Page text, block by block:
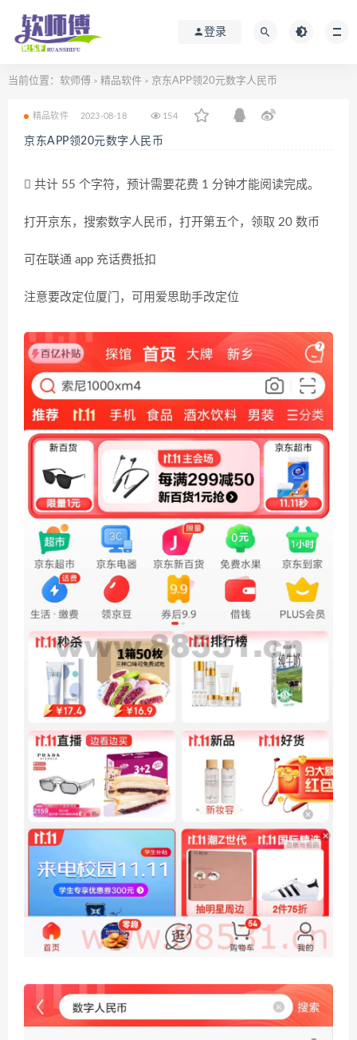
登录
当前位置： 软师傅 > 精品软件 > 京东APP领20元数字人民币
精品软件 2023-08-18 154
京东APP领20元数字人民币
共计 55 个字符，预计需要花费 1 分钟才能阅读完成。
打开京东，搜索数字人民币，打开第五个，领取 20 数币
可在联通 app 充话费抵扣
注意要改定位厦门，可用爱思助手改定位